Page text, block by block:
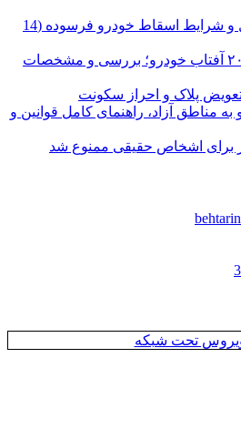
راهنمای کامل مراحل و شرایط اسقاط خودرو فرسوده (14
مزدا CX-30 مدل ۲۰۲۴ آفتاب خودرو؛ بررسی و مشخصات
پلاک و احراز سکونت
مناطق آزاد، راهنمای کامل قوانین و
برای اشخاص حقیقی ممنوع شد
ویروس تحت شبکه